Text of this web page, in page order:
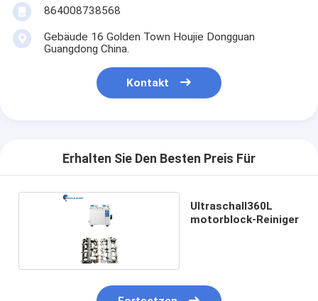
864008738568
Gebäude 16 Golden Town Houjie Dongguan
Guangdong China.
Kontakt
Erhalten Sie Den Besten Preis Für
Ultraschall360L
motorblock-Reiniger